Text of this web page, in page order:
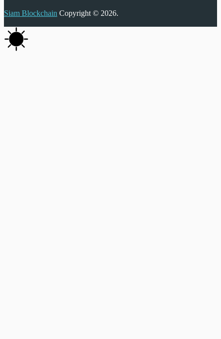
Siam Blockchain Copyright © 2026.